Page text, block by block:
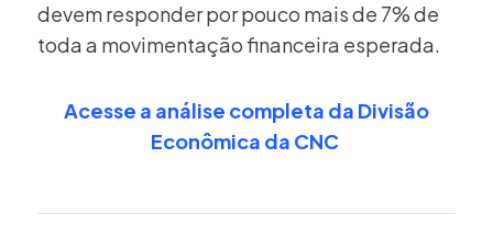
devem responder por pouco mais de 7% de
toda a movimentação financeira esperada.
Acesse a análise completa da Divisão
Econômica da CNC